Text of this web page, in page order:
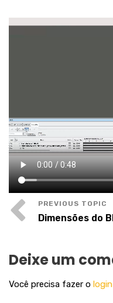
Dimensões do
Deixe um
Você precisa fazer o login